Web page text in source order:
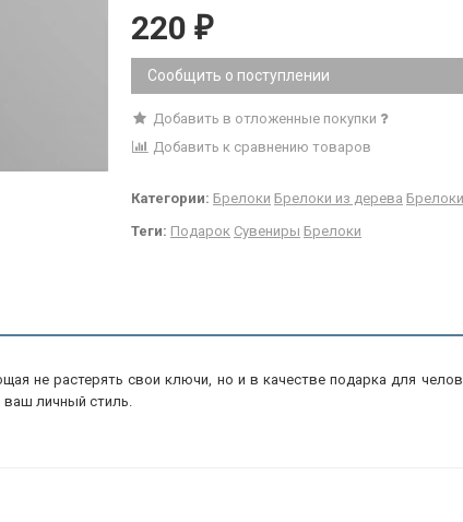
220 ₽
Сообщить о поступлении
Добавить в отложенные покупки
Добавить к сравнению товаров
Категории: Брелоки Брелоки из дерева Брелоки
Теги: Подарок Сувениры Брелоки
не растерять свои ключи, но и в качестве подарка для
личный стиль.